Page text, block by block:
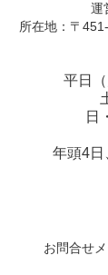
運
所在地：〒
平日
日
年頭4日
お問合せ